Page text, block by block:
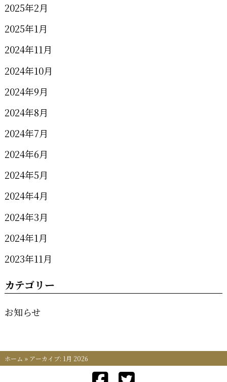
2025年2月
2025年1月
2024年11月
2024年10月
2024年9月
2024年8月
2024年7月
2024年6月
2024年5月
2024年4月
2024年3月
2024年1月
2023年11月
カテゴリー
お知らせ
ホーム » アーカイブ: 1月 2026